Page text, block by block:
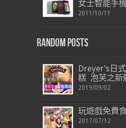
女士智能手
2011/10/11
Random Posts
Dreyer’s日
糕 泡芙之新
2019/09/02
玩遊戲免費
2017/07/12